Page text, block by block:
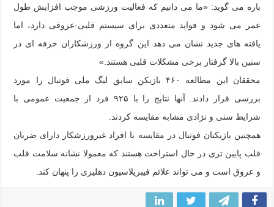
باره می گوید: «ما می دانیم که فعالیت ورزشی موجب افزایش طول
عمر می شود و فواید متعددی برای سیستم قلبی-عروقی دارد، اما
یافته های جدید نشان می دهد این گروه از ورزشکاران حرفه ای در
سنین بالا گرفتار برخی مشکلات قلبی هستند.»
محققان این مطالعه ۴۶۰ بازیکن سابق لیگ ملی فوتبال را مورد
بررسی قرار دادند. آنها نتایج را با ۹۲۵ فرد از جمعیت عمومی با
شرایط سنی و نژادی مشابه مقایسه کردند.
همچنین بازیکنان فوتبال در مقایسه با افراد غیرورزشکار دارای ضربان
قلب پایین تری در حال استراحت هستند که معمولا نشانه سلامت قلب
و عروق است و می تواند علائم فیبریلاسیون دهلیزی را پنهان کند.